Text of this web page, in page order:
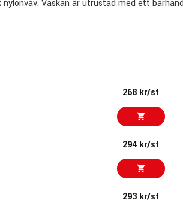
Väskan är utrustad med ett
för småtillbehör & en ögla att sätta en
fästa den runt virveltrumman om du vill ha
268 kr/st
294 kr/st
293 kr/st